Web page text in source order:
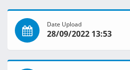
Date Upload
28/09/2022 13:53